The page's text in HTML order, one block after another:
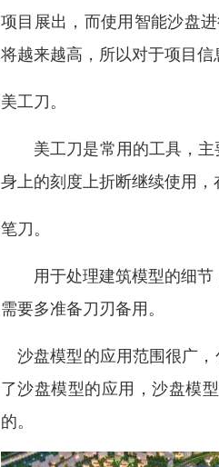
项目展出，而使用智能沙盘
将越来越高，所以对于项目信
美工刀。
美工刀是常用的工具，主
身上的刻度上折断继续使用，
笔刀。
用于处理建筑模型的细节
需要多准备刀刃备用。
沙盘模型的应用范围很广
了沙盘模型的应用，沙盘模
的。